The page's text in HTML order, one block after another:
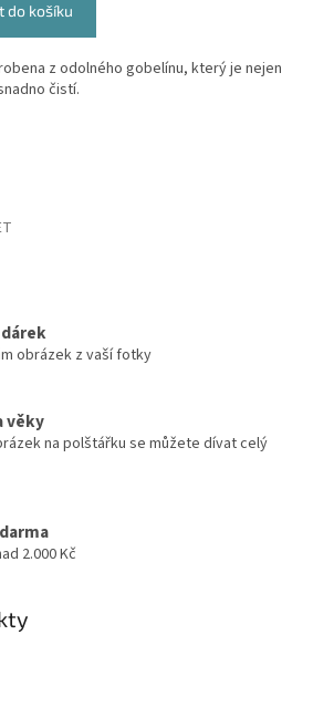
do košíku
z odolného gobelínu, který je nejen
čistí.
obrázek z vaší fotky
věky
na polštářku se můžete dívat celý
2.000 Kč